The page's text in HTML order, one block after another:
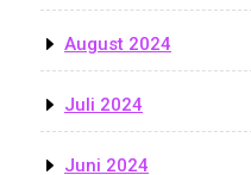
August 2024
Juli 2024
Juni 2024